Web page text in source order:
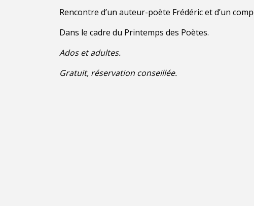
Rencontre d’un auteur-poète Frédéric et d’un
Dans le cadre du Printemps des Poètes.
Ados et adultes.
Gratuit, réservation conseillée.